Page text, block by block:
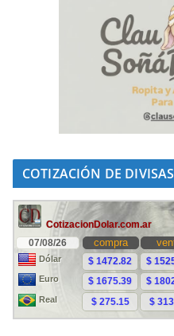
COTIZACIÓN DE DIVISAS